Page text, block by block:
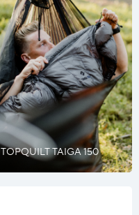
TOPQUILT TAIGA 150